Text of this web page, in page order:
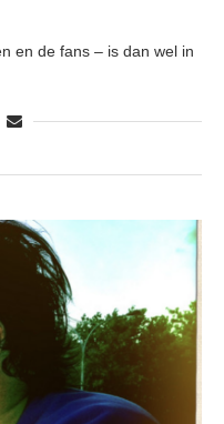
en de fans – is dan wel in